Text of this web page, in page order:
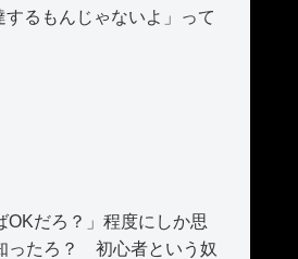
るもんじゃないよ」って
だろ？」程度にしか思
ったろ？ 初心者という奴